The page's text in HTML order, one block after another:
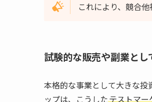
これにより、競合
試験的な販売や副業と
本格的な事業として大きな
ップは、こうしたテストマー